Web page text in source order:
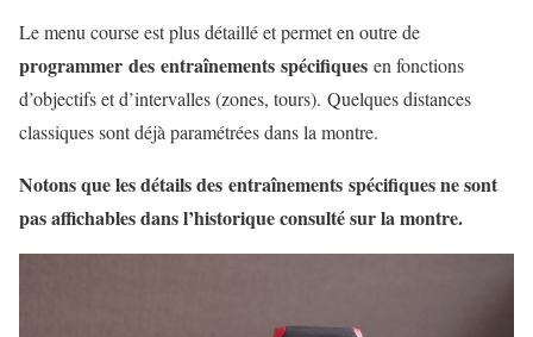
Le menu course est plus détaillé et permet en outre de
programmer des entraînements spécifiques en fonctions
d’objectifs et d’intervalles (zones, tours). Quelques distances
classiques sont déjà paramétrées dans la montre.
Notons que les détails des entraînements spécifiques ne sont
pas affichables dans l’historique consulté sur la montre.